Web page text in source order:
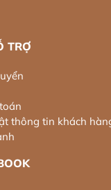
TRỢ
thông tin khách